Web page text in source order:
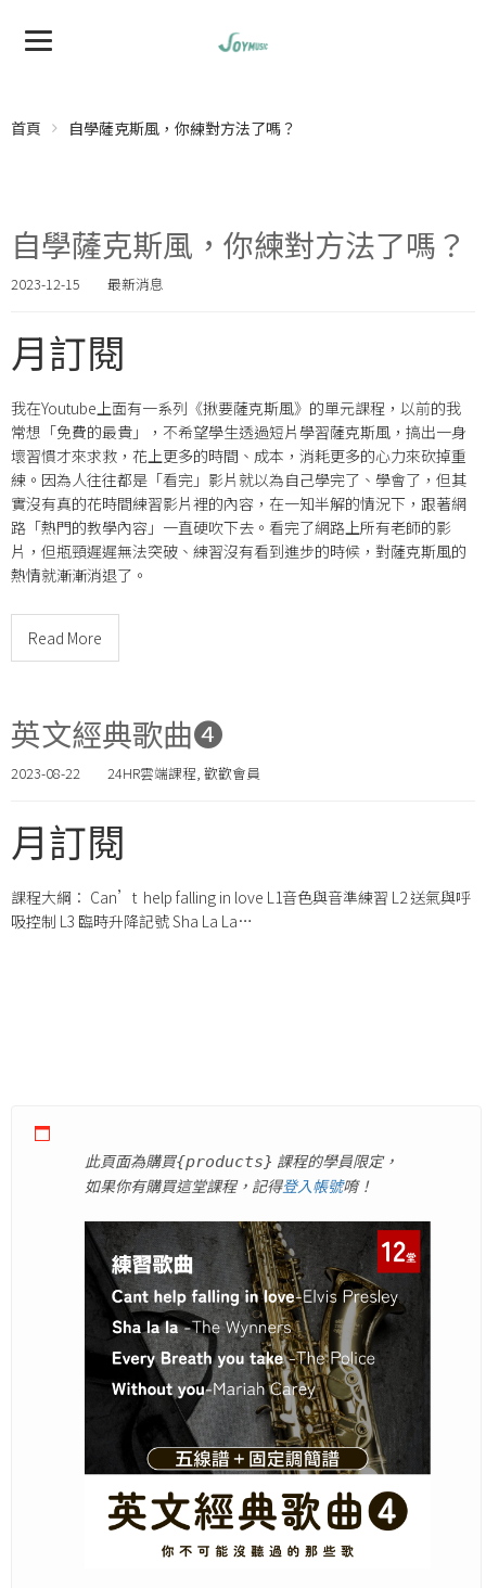
首頁 自學薩克斯風，你練對方法了嗎？
自學薩克斯風，你練對方法了嗎？
2023-12-15 最新消息
月訂閱
我在Youtube上面有一系列《揪要薩克斯風》的單元課程，以前的我
常想「免費的最貴」，不希望學生透過短片學習薩克斯風，搞出一身
壞習慣才來求救，花上更多的時間、成本，消耗更多的心力來砍掉重
練。因為人往往都是「看完」影片就以為自己學完了、學會了，但其
實沒有真的花時間練習影片裡的內容，在一知半解的情況下，跟著網
路「熱門的教學內容」一直硬吹下去。看完了網路上所有老師的影
片，但瓶頸遲遲無法突破、練習沒有看到進步的時候，對薩克斯風的
熱情就漸漸消退了。
Read More
英文經典歌曲❹
2023-08-22 24HR雲端課程, 歡歡會員
月訂閱
課程大綱： Can’t help falling in love L1音色與音準練習 L2 送氣與呼
吸控制 L3 臨時升降記號 Sha La La…
此頁面為購買{products} 課程的學員限定，
如果你有購買這堂課程，記得登入帳號唷！